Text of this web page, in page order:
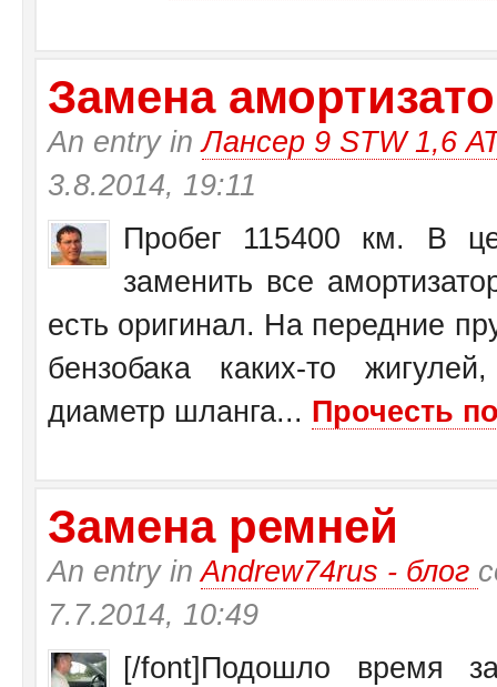
Замена
An entry inЛансер 9 STW 1,6
3.8.2014, 19:11
Пробег 115400 км. В
заменить все
есть оригинал. На передние
бензобака каких-то
диаметр шланга... Прочесть
Замена ремней
An entry inAndrew74rus - блог
7.7.2014, 10:49
[/font]Подошло время